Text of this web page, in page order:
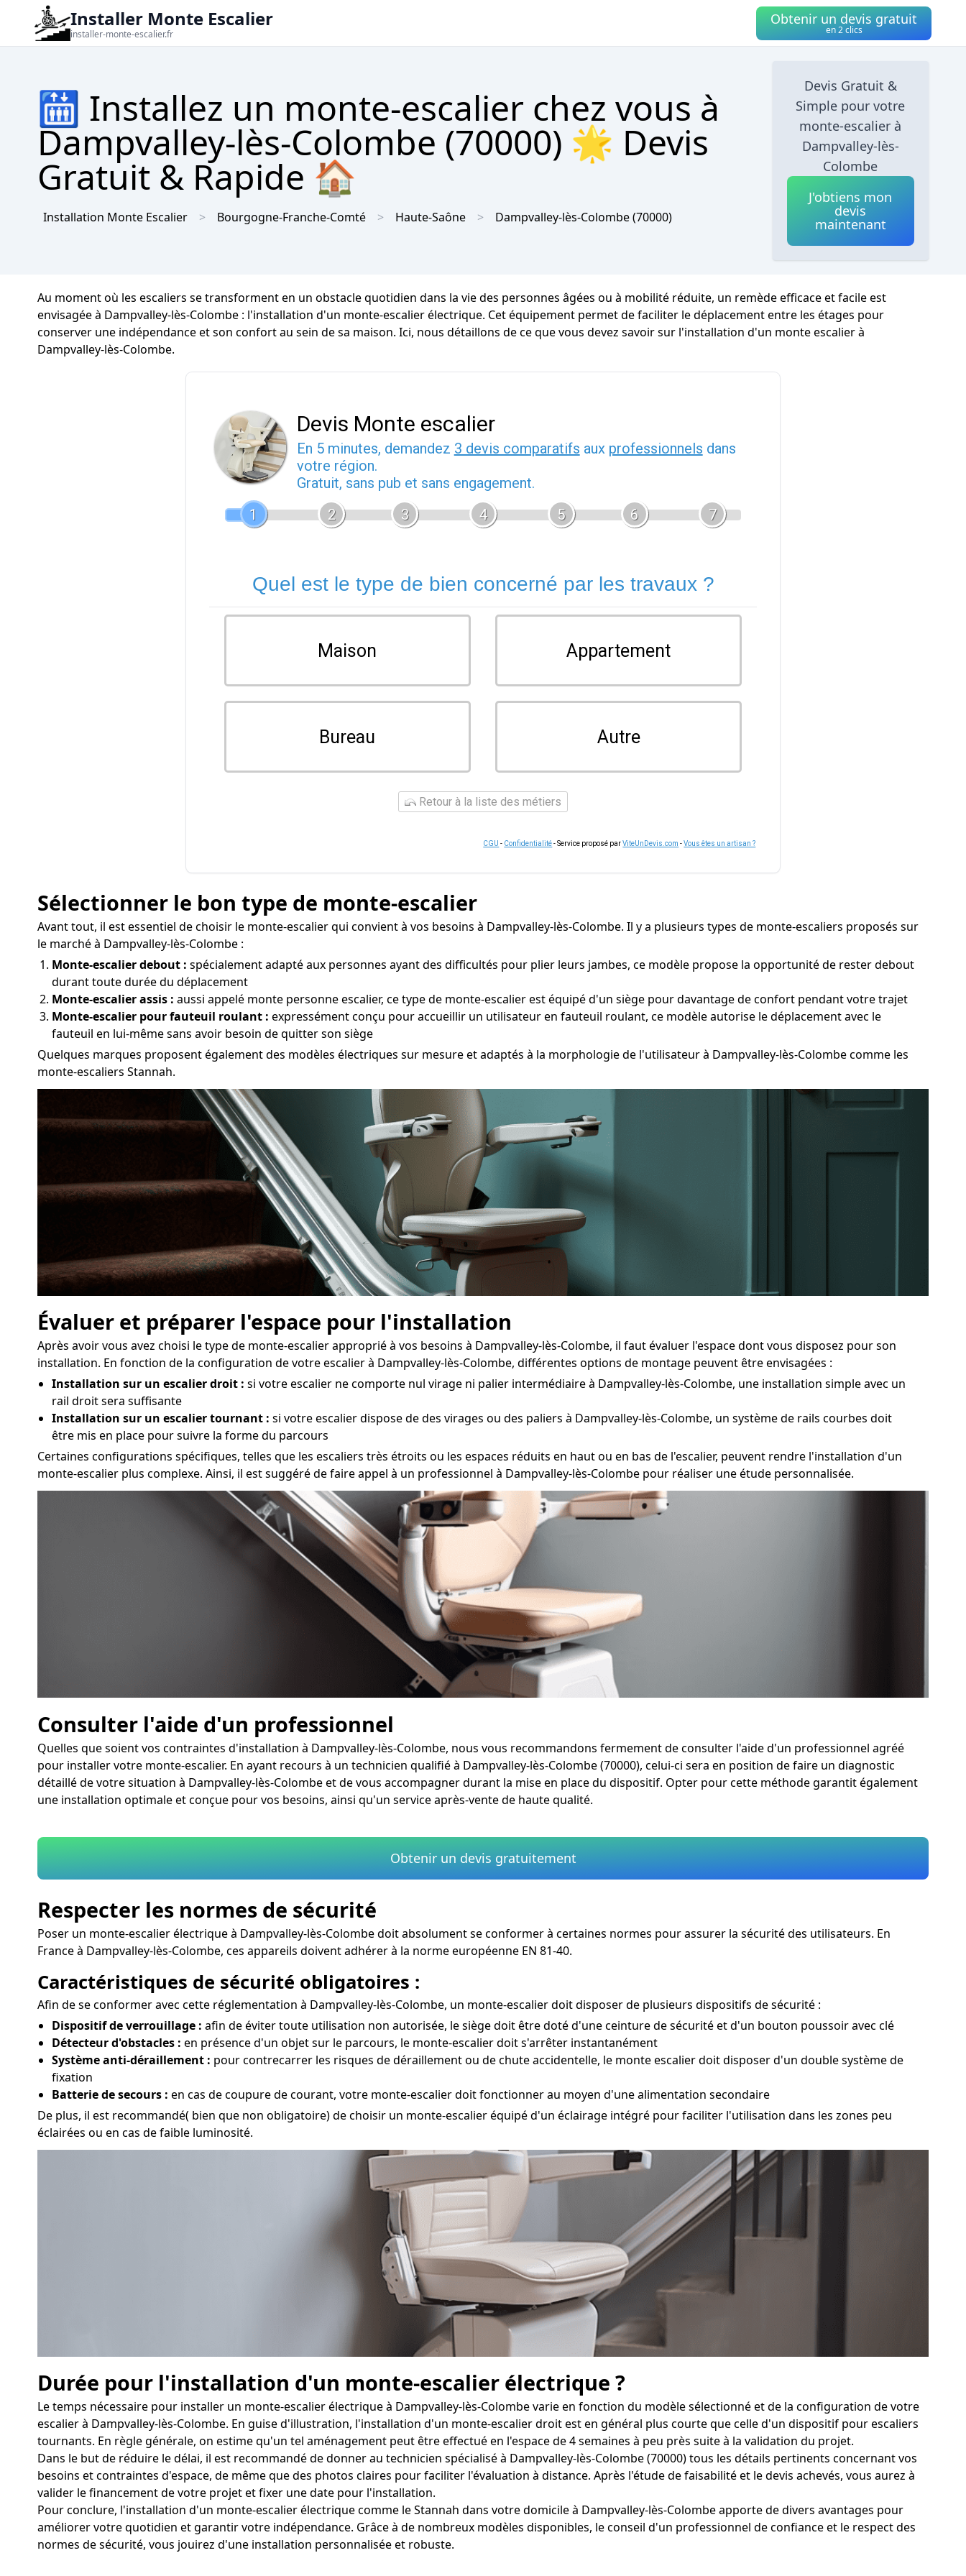
Installer Monte Escalier
installer-monte-escalier.fr
Obtenir un devis gratuit
en 2 clics
🛗 Installez un monte-escalier chez vous à
Dampvalley-lès-Colombe (70000) 🌟 Devis
Gratuit & Rapide 🏠
Installation Monte Escalier Bourgogne-Franche-Comté Haute-Saône Dampvalley-lès-Colombe(70000)
Devis Gratuit &
Simple pour votre
monte-escalier à
Dampvalley-lès-
Colombe
J'obtiens mon
devis
maintenant
Au moment où les escaliers se transforment en un obstacle quotidien dans la vie des personnes âgées ou à mobilité réduite, un remède efficace et facile est
envisagée à Dampvalley-lès-Colombe : l'installation d'un monte-escalier électrique. Cet équipement permet de faciliter le déplacement entre les étages pour
conserver une indépendance et son confort au sein de sa maison. Ici, nous détaillons de ce que vous devez savoir sur l'installation d'un monte escalier à
Dampvalley-lès-Colombe.
Devis Monte escalier
En 5 minutes, demandez 3 devis comparatifs aux professionnels dans
votre région.
Gratuit, sans pub et sans engagement.
1
2 3 4 5 6 7
Quel est le type de bien concerné par les travaux ?
Maison Appartement
Bureau Autre
Retour à la liste des métiers
CGU - Confidentialité- Service proposé parViteUnDevis.com -Vous êtes un artisan ?
Sélectionner le bon type de monte-escalier
Avant tout, il est essentiel de choisir le monte-escalier qui convient à vos besoins à Dampvalley-lès-Colombe. Il y a plusieurs types de monte-escaliers proposés sur
le marché à Dampvalley-lès-Colombe :
Monte-escalier debout : spécialement adapté aux personnes ayant des difficultés pour plier leurs jambes, ce modèle propose la opportunité de rester debout
durant toute durée du déplacement
Monte-escalier assis : aussi appelé monte personne escalier, ce type de monte-escalier est équipé d'un siège pour davantage de confort pendant votre trajet
Monte-escalier pour fauteuil roulant : expressément conçu pour accueillir un utilisateur en fauteuil roulant, ce modèle autorise le déplacement avec le
fauteuil en lui-même sans avoir besoin de quitter son siège
Quelques marques proposent également des modèles électriques sur mesure et adaptés à la morphologie de l'utilisateur à Dampvalley-lès-Colombe comme les
monte-escaliers Stannah.
Évaluer et préparer l'espace pour l'installation
Après avoir vous avez choisi le type de monte-escalier approprié à vos besoins à Dampvalley-lès-Colombe, il faut évaluer l'espace dont vous disposez pour son
installation. En fonction de la configuration de votre escalier à Dampvalley-lès-Colombe, différentes options de montage peuvent être envisagées :
Installation sur un escalier droit : si votre escalier ne comporte nul virage ni palier intermédiaire à Dampvalley-lès-Colombe, une installation simple avec un
rail droit sera suffisante
Installation sur un escalier tournant : si votre escalier dispose de des virages ou des paliers à Dampvalley-lès-Colombe, un système de rails courbes doit
être mis en place pour suivre la forme du parcours
Certaines configurations spécifiques, telles que les escaliers très étroits ou les espaces réduits en haut ou en bas de l'escalier, peuvent rendre l'installation d'un
monte-escalier plus complexe. Ainsi, il est suggéré de faire appel à un professionnel à Dampvalley-lès-Colombe pour réaliser une étude personnalisée.
Consulter l'aide d'un professionnel
Quelles que soient vos contraintes d'installation à Dampvalley-lès-Colombe, nous vous recommandons fermement de consulter l'aide d'un professionnel agréé
pour installer votre monte-escalier. En ayant recours à un technicien qualifié à Dampvalley-lès-Colombe (70000), celui-ci sera en position de faire un diagnostic
détaillé de votre situation à Dampvalley-lès-Colombe et de vous accompagner durant la mise en place du dispositif. Opter pour cette méthode garantit également
une installation optimale et conçue pour vos besoins, ainsi qu'un service après-vente de haute qualité.
Obtenir un devis gratuitement
Respecter les normes de sécurité
Poser un monte-escalier électrique à Dampvalley-lès-Colombe doit absolument se conformer à certaines normes pour assurer la sécurité des utilisateurs. En
France à Dampvalley-lès-Colombe, ces appareils doivent adhérer à la norme européenne EN 81-40.
Caractéristiques de sécurité obligatoires :
Afin de se conformer avec cette réglementation à Dampvalley-lès-Colombe, un monte-escalier doit disposer de plusieurs dispositifs de sécurité :
Dispositif de verrouillage : afin de éviter toute utilisation non autorisée, le siège doit être doté d'une ceinture de sécurité et d'un bouton poussoir avec clé
Détecteur d'obstacles : en présence d'un objet sur le parcours, le monte-escalier doit s'arrêter instantanément
Système anti-déraillement : pour contrecarrer les risques de déraillement ou de chute accidentelle, le monte escalier doit disposer d'un double système de
fixation
Batterie de secours : en cas de coupure de courant, votre monte-escalier doit fonctionner au moyen d'une alimentation secondaire
De plus, il est recommandé( bien que non obligatoire) de choisir un monte-escalier équipé d'un éclairage intégré pour faciliter l'utilisation dans les zones peu
éclairées ou en cas de faible luminosité.
Durée pour l'installation d'un monte-escalier électrique ?
Le temps nécessaire pour installer un monte-escalier électrique à Dampvalley-lès-Colombe varie en fonction du modèle sélectionné et de la configuration de votre
escalier à Dampvalley-lès-Colombe. En guise d'illustration, l'installation d'un monte-escalier droit est en général plus courte que celle d'un dispositif pour escaliers
tournants. En règle générale, on estime qu'un tel aménagement peut être effectué en l'espace de 4 semaines à peu près suite à la validation du projet.
Dans le but de réduire le délai, il est recommandé de donner au technicien spécialisé à Dampvalley-lès-Colombe (70000) tous les détails pertinents concernant vos
besoins et contraintes d'espace, de même que des photos claires pour faciliter l'évaluation à distance. Après l'étude de faisabilité et le devis achevés, vous aurez à
valider le financement de votre projet et fixer une date pour l'installation.
Pour conclure, l'installation d'un monte-escalier électrique comme le Stannah dans votre domicile à Dampvalley-lès-Colombe apporte de divers avantages pour
améliorer votre quotidien et garantir votre indépendance. Grâce à de nombreux modèles disponibles, le conseil d'un professionnel de confiance et le respect des
normes de sécurité, vous jouirez d'une installation personnalisée et robuste.